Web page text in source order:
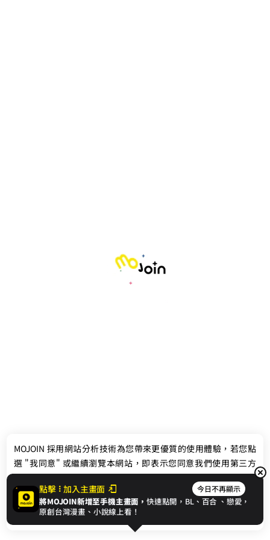
聯絡我們
© 2024 gamania Digital Entertainment Co., Ltd.
點擊 加入主畫面 今日不再顯示
將MOJOIN新增至手機主畫面，快速點開，BL、 百合 、戀愛，
原創台灣漫畫、小說線上看！
MOJOIN 採用網站分析技術為您帶來更優質的使用體驗，若您點
選 "我同意" 或繼續瀏覽本網站，即表示您同意我們使用第三方
Cookie，欲瞭解更多資訊請見隱私權政策。
我同意